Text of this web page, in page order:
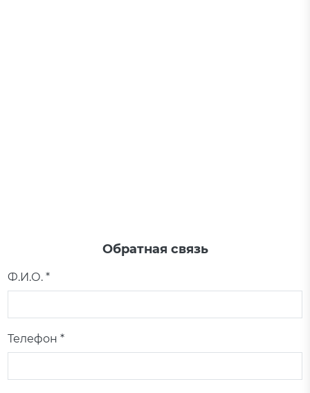
Обратная связь
Ф.И.О. *
Телефон *